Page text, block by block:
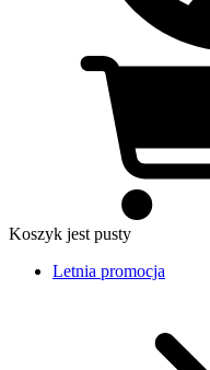
Koszyk jest pusty
Letnia promocja